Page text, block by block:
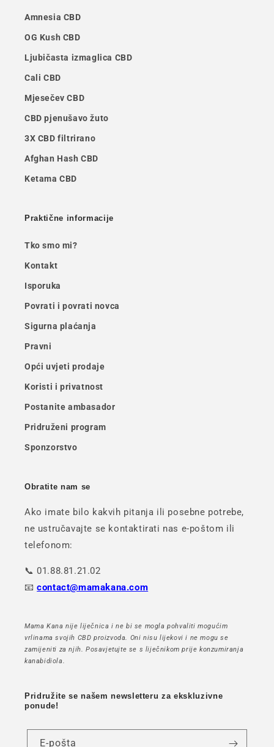
Amnesia CBD
OG Kush CBD
Ljubičasta izmaglica CBD
Cali CBD
Mjesečev CBD
CBD pjenušavo žuto
3X CBD filtrirano
Afghan Hash CBD
Ketama CBD
Praktične informacije
Tko smo mi?
Kontakt
Isporuka
Povrati i povrati novca
Sigurna plaćanja
Pravni
Opći uvjeti prodaje
Koristi i privatnost
Postanite ambasador
Pridruženi program
Sponzorstvo
Obratite nam se
Ako imate bilo kakvih pitanja ili posebne potrebe,
ne ustručavajte se kontaktirati nas e-poštom ili
telefonom:
📞 01.88.81.21.02
📧contact@mamakana.com
Mama Kana nije liječnica i ne bi se mogla pohvaliti mogućim
vrlinama svojih CBD proizvoda. Oni nisu lijekovi i ne mogu se
zamijeniti za njih. Posavjetujte se s liječnikom prije konzumiranja
kanabidiola.
Pridružite se našem newsletteru za ekskluzivne
ponude!
E-pošta